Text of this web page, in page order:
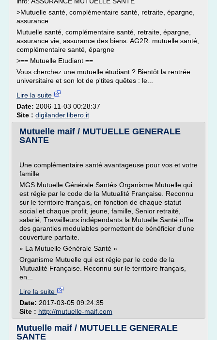
>Mutuelle santé, complémentaire santé, retraite, épargne,
assurance
Mutuelle santé, complémentaire santé, retraite, épargne,
assurance vie, assurance des biens. AG2R: mutuelle santé,
complémentaire santé, épargne
>== Mutuelle Etudiant ==
Vous cherchez une mutuelle étudiant ? Bientôt la rentrée
universitaire et son lot de p'tites quêtes : le...
Lire la suite
Date: 2006-11-03 00:28:37
Site : digilander.libero.it
Mutuelle maif / MUTUELLE GENERALE
SANTE
Une complémentaire santé avantageuse pour vos et votre
famille
MGS Mutuelle Générale Santé» Organisme Mutuelle qui
est régie par le code de la Mutualité Française. Reconnu
sur le territoire français, en fonction de chaque statut
social et chaque profit, jeune, famille, Senior retraité,
salarié, Travailleurs indépendants la Mutuelle Santé offre
des garanties modulables permettent de bénéficier d'une
couverture parfaite.
« La Mutuelle Générale Santé »
Organisme Mutuelle qui est régie par le code de la
Mutualité Française. Reconnu sur le territoire français,
en...
Lire la suite
Date: 2017-03-05 09:24:35
Site : http://mutuelle-maif.com
Mutuelle maif / MUTUELLE GENERALE
SANTE